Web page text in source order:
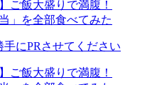
にPRさせてください